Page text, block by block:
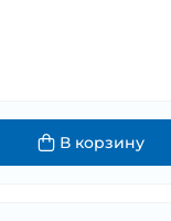
В корзину